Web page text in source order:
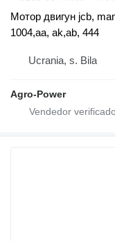
Мотор двигун jcb,
1004,aa, ak,ab, 444
Ucrania, s. Bila
Agro-Power